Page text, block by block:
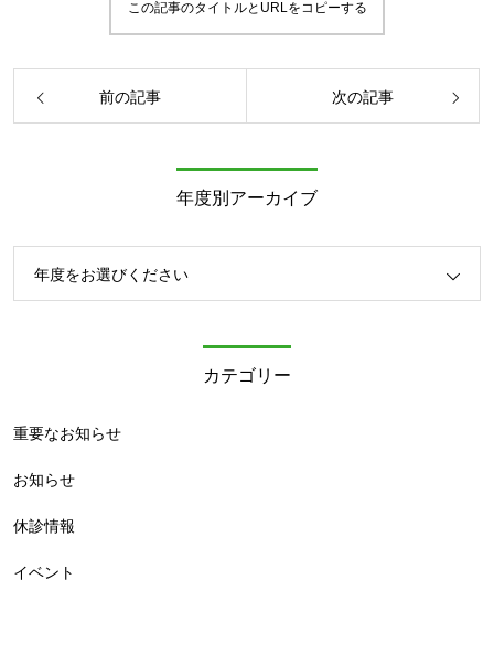
この記事のタイトルとURLをコピーする
前の記事 次の記事
年度別アーカイブ
年度をお選びください
カテゴリー
重要なお知らせ
お知らせ
休診情報
イベント